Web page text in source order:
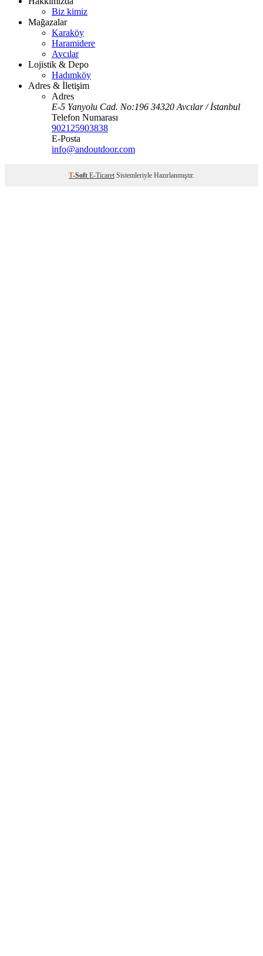
Biz kimiz
Mağazalar
Karaköy
Haramidere
Avcılar
Lojistik & Depo
Hadımköy
Adres & İletişim
Adres
E-5 Yanyolu Cad. No:196 34320 Avcılar / İstanbul
Telefon Numarası
902125903838
E-Posta
info@andoutdoor.com
T-Soft E-Ticaret Sistemleriyle Hazırlanmıştır.